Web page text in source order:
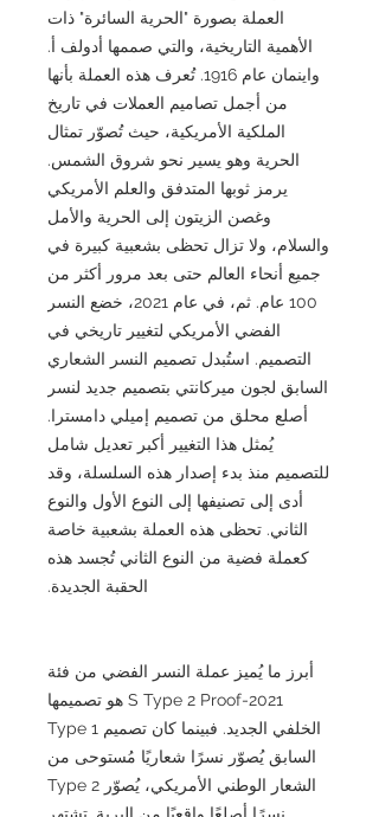
العملة بصورة "الحرية السائرة" ذات
الأهمية التاريخية، والتي صممها أدولف أ.
واينمان عام 1916. تُعرف هذه العملة بأنها
من أجمل تصاميم العملات في تاريخ
الملكية الأمريكية، حيث تُصوّر تمثال
الحرية وهو يسير نحو شروق الشمس.
يرمز ثوبها المتدفق والعلم الأمريكي
وغصن الزيتون إلى الحرية والأمل
والسلام، ولا تزال تحظى بشعبية كبيرة في
جميع أنحاء العالم حتى بعد مرور أكثر من
100 عام. ثم، في عام 2021، خضع النسر
الفضي الأمريكي لتغيير تاريخي في
التصميم. استُبدل تصميم النسر الشعاري
السابق لجون ميركانتي بتصميم جديد لنسر
أصلع محلق من تصميم إميلي دامسترا.
يُمثل هذا التغيير أكبر تعديل شامل
للتصميم منذ بدء إصدار هذه السلسلة، وقد
أدى إلى تصنيفها إلى النوع الأول والنوع
الثاني. تحظى هذه العملة بشعبية خاصة
كعملة فضية من النوع الثاني تُجسد هذه
الحقبة الجديدة.
أبرز ما يُميز عملة النسر الفضي من فئة
2021-S Type 2 Proof هو تصميمها
الخلفي الجديد. فبينما كان تصميم Type 1
السابق يُصوّر نسرًا شعاريًا مُستوحى من
الشعار الوطني الأمريكي، يُصوّر Type 2
نسرًا أصلعًا واقعيًا من البرية. تشتهر